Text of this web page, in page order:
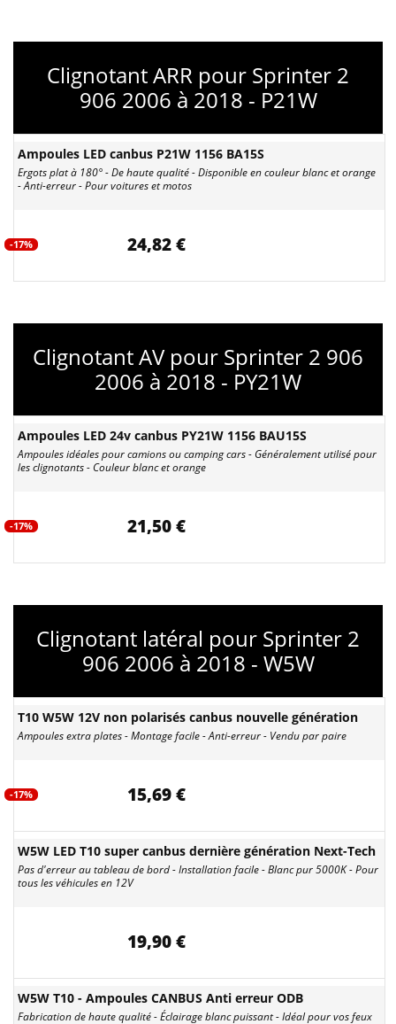
Clignotant ARR pour Sprinter 2
906 2006 à 2018 - P21W
Ampoules LED canbus P21W 1156 BA15S
Ergots plat à 180° - De haute qualité - Disponible en couleur blanc et orange
- Anti-erreur - Pour voitures et motos
-17% 24,82 €
Clignotant AV pour Sprinter 2 906
2006 à 2018 - PY21W
Ampoules LED 24v canbus PY21W 1156 BAU15S
Ampoules idéales pour camions ou camping cars - Généralement utilisé pour
les clignotants - Couleur blanc et orange
-17% 21,50 €
Clignotant latéral pour Sprinter 2
906 2006 à 2018 - W5W
T10 W5W 12V non polarisés canbus nouvelle génération
Ampoules extra plates - Montage facile - Anti-erreur - Vendu par paire
-17% 15,69 €
W5W LED T10 super canbus dernière génération Next-Tech
Pas d'erreur au tableau de bord - Installation facile - Blanc pur 5000K - Pour
tous les véhicules en 12V
19,90 €
W5W T10 - Ampoules CANBUS Anti erreur ODB
Fabrication de haute qualité - Éclairage blanc puissant - Idéal pour vos feux